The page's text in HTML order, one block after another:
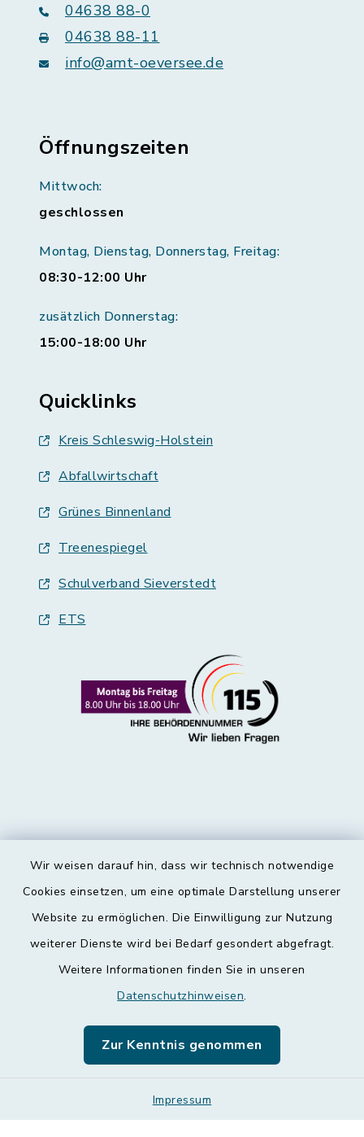
Wir weisen darauf hin, dass wir technisch notwendige
Cookies einsetzen, um eine optimale Darstellung unserer
Website zu ermöglichen. Die Einwilligung zur Nutzung
weiterer Dienste wird bei Bedarf gesondert abgefragt.
Weitere Informationen finden Sie in unseren
Datenschutzhinweisen.
Zur Kenntnis genommen
Impressum
04638 88-0
04638 88-11
info@amt-oeversee.de
Öffnungszeiten
Mittwoch:
geschlossen
Montag, Dienstag, Donnerstag, Freitag:
08:30-12:00 Uhr
zusätzlich Donnerstag:
15:00-18:00 Uhr
Quicklinks
Kreis Schleswig-Holstein
Abfallwirtschaft
Grünes Binnenland
Treenespiegel
Schulverband Sieverstedt
ETS
Kontakt
Datenschutz
Leichte Sprache
Sitemap